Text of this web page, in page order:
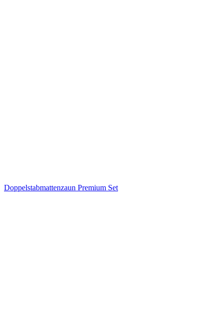
Doppelstabmattenzaun Premium Set